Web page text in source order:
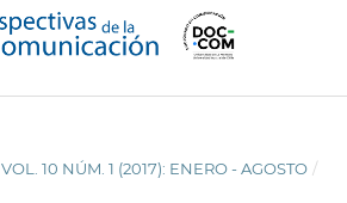
VOL. 10 NÚM. 1 (2017): ENERO - AGOSTO /